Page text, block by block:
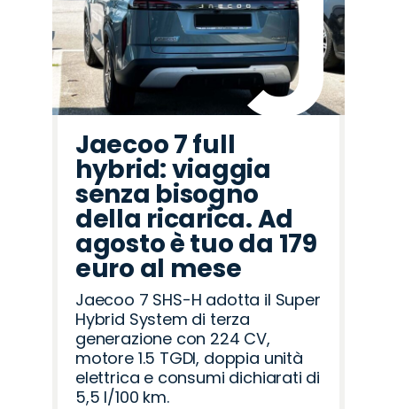
Jaecoo 7 full
hybrid: viaggia
senza bisogno
della ricarica. Ad
agosto è tuo da 179
euro al mese
Jaecoo 7 SHS-H adotta il Super
Hybrid System di terza
generazione con 224 CV,
motore 1.5 TGDI, doppia unità
elettrica e consumi dichiarati di
5,5 l/100 km.